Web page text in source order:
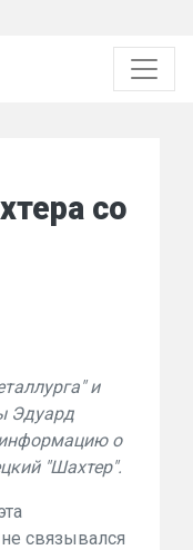
со
и
Эдуард
о
"Шахтер".
связывался